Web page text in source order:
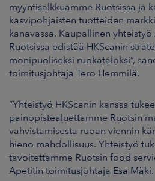
myyntisalkkuamme Ruotsissa ja
kasvipohjaisten tuotteiden
kanavassa. Kaupallinen
Ruotsissa edistää HKScanin
monipuoliseksi ruokataloksi”,
toimitusjohtaja Tero Hemmilä.
”Yhteistyö HKScanin kanssa
painopistealuettamme Ruotsin
vahvistamisesta ruoan viennin
hieno mahdollisuus. Yhteistyö
tavoitettamme Ruotsin food
Apetitin toimitusjohtaja Esa Mäki.